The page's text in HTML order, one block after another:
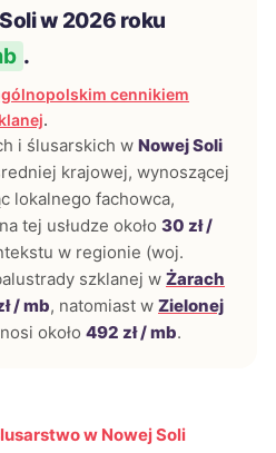
w 2026 roku
.
cennikiem
.
i ślusarskich w Nowej Soli
krajowej, wynoszącej
lokalnego fachowca,
tej usłudze około 30 zł /
w regionie (woj.
szklanej w Żarach
/ mb, natomiast w Zielonej
około 492 zł / mb.
w Nowej Soli